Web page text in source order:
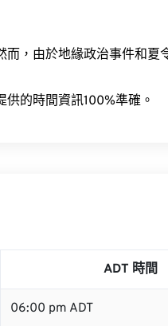
，由於地緣政治事件和夏
的時間資訊100%準確。
ADT 時間
06:00 pm ADT